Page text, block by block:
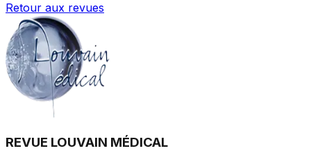
Retour aux revues
REVUE LOUVAIN MÉDICAL